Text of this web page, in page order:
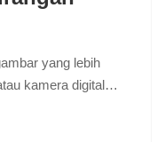
yang lebih
kamera digital…